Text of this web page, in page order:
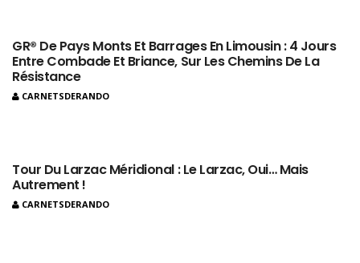
GR® De Pays Monts Et Barrages En Limousin : 4 Jours
Entre Combade Et Briance, Sur Les Chemins De La
Résistance
CARNETSDERANDO
Tour Du Larzac Méridional : Le Larzac, Oui… Mais
Autrement !
CARNETSDERANDO